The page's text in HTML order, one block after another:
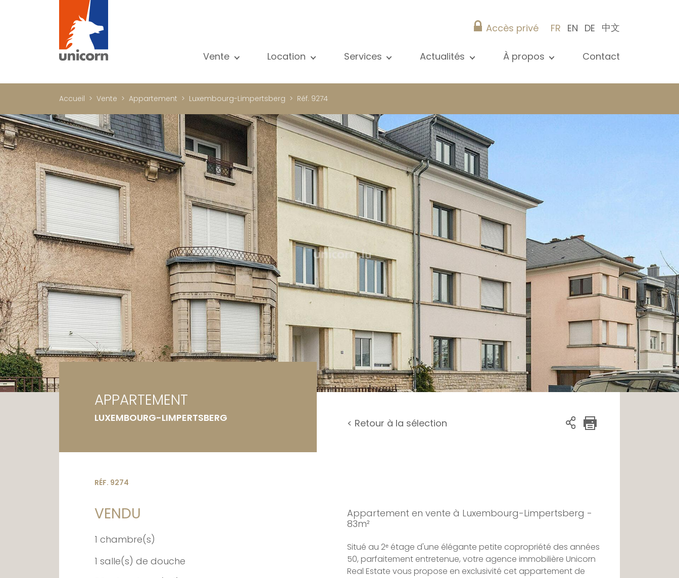
Accès privé FR EN DE 中文
Vente
Projets neufs
Propriétés de luxe
International
Immeuble de rapport
Bureau
Commerce
Garage / Parking
Terrain
Location
Propriétés de luxe
International
Bureau
Commerce
Garage / Parking
Services
Recherche
Accès privé
Gestion locative
Gérance d'immeubles / syndic
Actualités
Blog
À propos
Contact
Accueil Vente Appartement Luxembourg-Limpertsberg Réf. 9274
APPARTEMENT
LUXEMBOURG-LIMPERTSBERG < Retour à la sélection
RÉF. 9274
VENDU
1 chambre(s)
1 salle(s) de douche
Appartement en vente à Luxembourg-Limpertsberg -
83m²
Situé au 2ᵉ étage d'une élégante petite copropriété des années
50, parfaitement entretenue, votre agence immobilière Unicorn
Real Estate vous propose en exclusivité cet appartement de